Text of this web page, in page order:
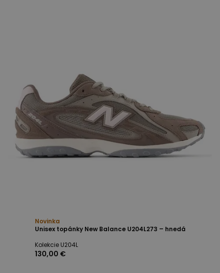
Novinka
Unisex topánky New Balance U204L273 – hnedá
Kolekcie U204L
130,00 €